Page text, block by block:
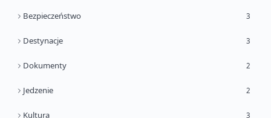
Bezpieczeństwo 3
Destynacje 3
Dokumenty 2
Jedzenie 2
Kultura 3